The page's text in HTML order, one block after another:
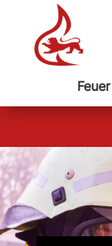
Feuer